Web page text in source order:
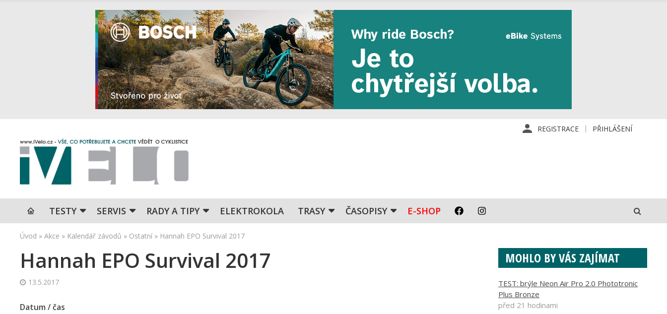
REGISTRACE PŘIHLÁŠENÍ
TESTY SERVIS RADY A TIPY ELEKTROKOLA TRASY ČASOPISY E-SHOP
Úvod » Akce » Kalendář závodů » Ostatní » Hannah EPO Survival 2017
Hannah EPO Survival 2017
13.5.2017
Datum / čas
MOHLO BY VÁS ZAJÍMAT
TEST: brýle Neon Air Pro 2.0 Phototronic
Plus Bronze
před 21 hodinami